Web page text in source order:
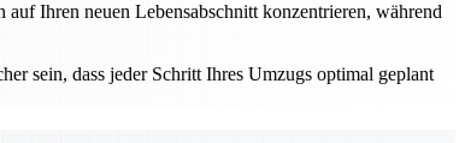
Ihren neuen Lebensabschnitt konzentrieren, während
sein, dass jeder Schritt Ihres Umzugs optimal geplant